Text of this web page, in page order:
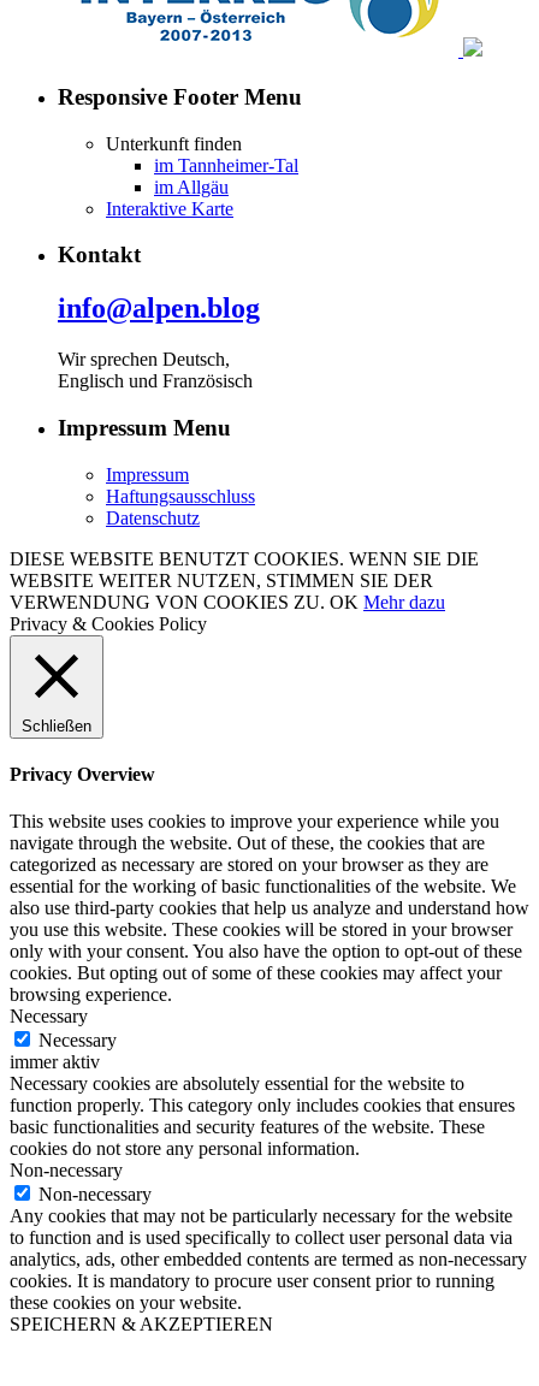
Responsive Footer Menu
Unterkunft finden
im Tannheimer-Tal
im Allgäu
Interaktive Karte
Kontakt
info@alpen.blog
Wir sprechen Deutsch,
Englisch und Französisch
Impressum Menu
Impressum
Haftungsausschluss
Datenschutz
DIESE WEBSITE BENUTZT COOKIES. WENN SIE DIE
WEBSITE WEITER NUTZEN, STIMMEN SIE DER
VERWENDUNG VON COOKIES ZU. OK Mehr dazu
Privacy & Cookies Policy
Schließen
Privacy Overview
This website uses cookies to improve your experience while you
navigate through the website. Out of these, the cookies that are
categorized as necessary are stored on your browser as they are
essential for the working of basic functionalities of the website. We
also use third-party cookies that help us analyze and understand how
you use this website. These cookies will be stored in your browser
only with your consent. You also have the option to opt-out of these
cookies. But opting out of some of these cookies may affect your
browsing experience.
Necessary
Necessary
immer aktiv
Necessary cookies are absolutely essential for the website to
function properly. This category only includes cookies that ensures
basic functionalities and security features of the website. These
cookies do not store any personal information.
Non-necessary
Non-necessary
Any cookies that may not be particularly necessary for the website
to function and is used specifically to collect user personal data via
analytics, ads, other embedded contents are termed as non-necessary
cookies. It is mandatory to procure user consent prior to running
these cookies on your website.
SPEICHERN & AKZEPTIEREN